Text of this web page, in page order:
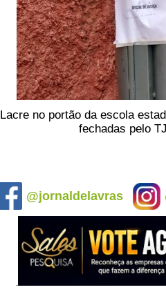
Lacre no portão da escola
fechadas pelo
@jornaldelavras